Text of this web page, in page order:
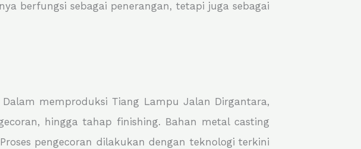
berfungsi sebagai penerangan, tetapi juga sebagai
memproduksi Tiang Lampu Jalan Dirgantara,
hingga tahap finishing. Bahan metal casting
pengecoran dilakukan dengan teknologi terkini